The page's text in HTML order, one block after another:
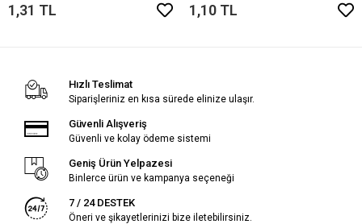
1,31 TL 1,10 TL
Hızlı Teslimat
Siparişleriniz en kısa sürede elinize ulaşır.
Güvenli Alışveriş
Güvenli ve kolay ödeme sistemi
Geniş Ürün Yelpazesi
Binlerce ürün ve kampanya seçeneği
7 / 24 DESTEK
Öneri ve şikayetlerinizi bize iletebilirsiniz.